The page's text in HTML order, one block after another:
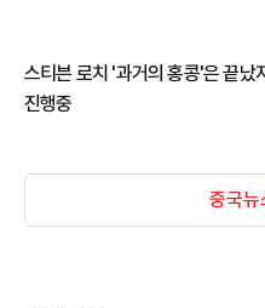
스티븐 로치 '과거의 홍콩'은 끝났
진행중
중국뉴